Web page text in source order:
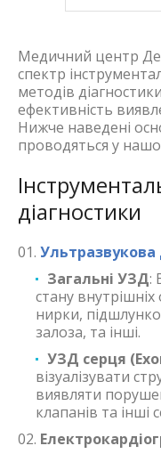
Медичний центр
спектр
методів
ефективність
Нижче наведені
проводяться у
діагностики
Ультразвукова
Загальні УЗД:
стану внутрішніх
нирки,
залоза, та інші.
УЗД серця
візуалізувати
виявляти
клапанів та